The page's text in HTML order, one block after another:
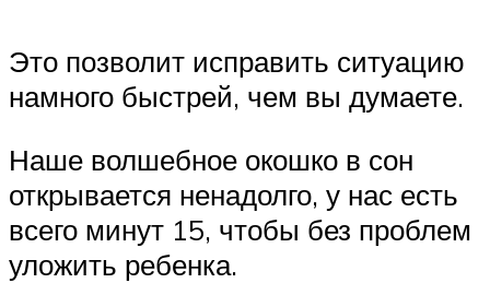
Это позволит исправить ситуацию
намного быстрей, чем вы думаете.
Наше волшебное окошко в сон
открывается ненадолго, у нас есть
всего минут 15, чтобы без проблем
уложить ребенка.